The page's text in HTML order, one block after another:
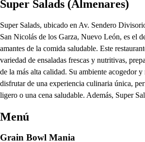
Super Salads (Almenares)
Super Salads, ubicado en Av. Sendero
San Nicolás de los Garza, Nuevo León, es el
amantes de la comida saludable. Este
variedad de ensaladas frescas y nutritivas,
de la más alta calidad. Su ambiente acogedor
disfrutar de una experiencia culinaria única,
ligero o una cena saludable. Además, Super Sal
Menú
Grain Bowl Mania